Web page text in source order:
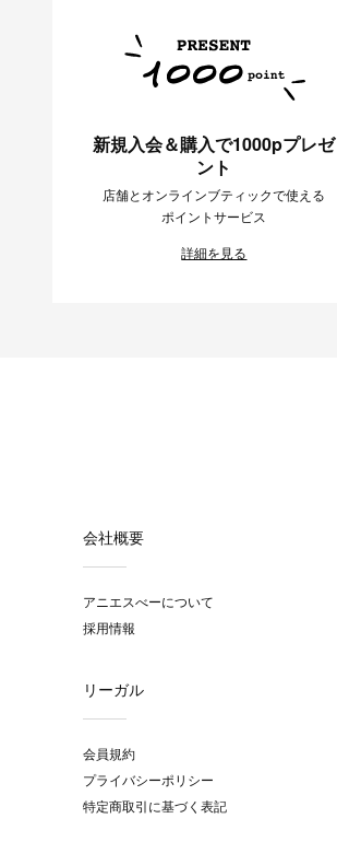
新規入会＆購入で1000pプレゼ
ント
店舗とオンラインブティックで使える
ポイントサービス
詳細を見る
会社概要
アニエスべーについて
採用情報
リーガル
会員規約
プライバシーポリシー
特定商取引に基づく表記